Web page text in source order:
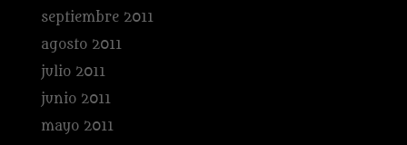
septiembre 2011
agosto 2011
julio 2011
junio 2011
mayo 2011